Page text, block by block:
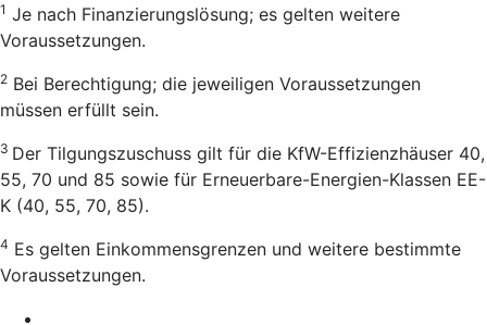
1 Je nach Finanzierungslösung; es gelten weitere
Voraussetzungen.
2 Bei Berechtigung; die jeweiligen Voraussetzungen
müssen erfüllt sein.
3 Der Tilgungszuschuss gilt für die KfW-Effizienzhäuser 40,
55, 70 und 85 sowie für Erneuerbare-Energien-Klassen EE-
K (40, 55, 70, 85).
4 Es gelten Einkommensgrenzen und weitere bestimmte
Voraussetzungen.